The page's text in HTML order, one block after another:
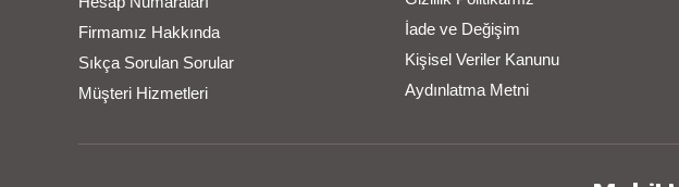
Firmamız Hakkında
Sıkça Sorulan Sorular
Müşteri Hizmetleri
İade ve Değişim
Kişisel Veriler Kanunu
Aydınlatma Metni